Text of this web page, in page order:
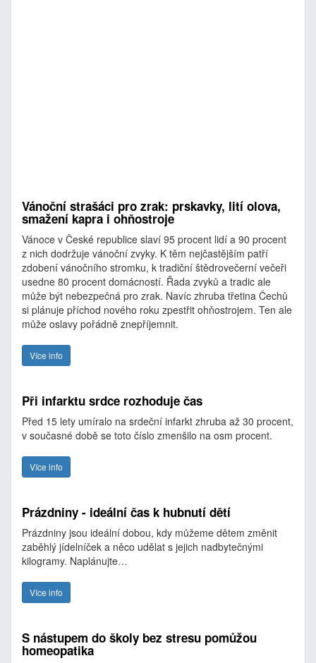
Vánoční strašáci pro zrak: prskavky, lití olova,
smažení kapra i ohňostroje
Vánoce v České republice slaví 95 procent lidí a 90 procent
z nich dodržuje vánoční zvyky. K těm nejčastějším patří
zdobení vánočního stromku, k tradiční štědrovečerní večeři
usedne 80 procent domácností. Řada zvyků a tradic ale
může být nebezpečná pro zrak. Navíc zhruba třetina Čechů
si plánuje příchod nového roku zpestřit ohňostrojem. Ten ale
může oslavy pořádně znepříjemnit.
Více info
Při infarktu srdce rozhoduje čas
Před 15 lety umíralo na srdeční infarkt zhruba až 30 procent,
v současné době se toto číslo zmenšilo na osm procent.
Více info
Prázdniny - ideální čas k hubnutí dětí
Prázdniny jsou ideální dobou, kdy můžeme dětem změnit
zaběhlý jídelníček a něco udělat s jejich nadbytečnými
kilogramy. Naplánujte…
Více info
S nástupem do školy bez stresu pomůžou
homeopatika